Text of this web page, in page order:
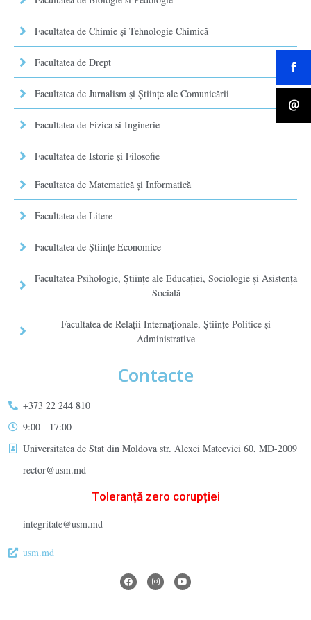
Facultatea de Chimie şi Tehnologie Chimică
Facultatea de Drept
Facultatea de Jurnalism şi Ştiinţe ale Comunicării
Facultatea de Fizica si Inginerie
Facultatea de Istorie şi Filosofie
Facultatea de Matematică şi Informatică
Facultatea de Litere
Facultatea de Științe Economice
Facultatea Psihologie, Ştiinţe ale Educaţiei, Sociologie și Asistență
Socială
Facultatea de Relaţii Internaţionale, Ştiinţe Politice şi
Administrative
Contacte
+373 22 244 810
9:00 - 17:00
Universitatea de Stat din Moldova str. Alexei Mateevici 60, MD-2009
rector@usm.md
Toleranță zero corupției
integritate@usm.md
usm.md